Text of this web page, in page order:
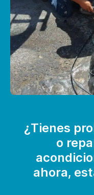
¿Tienes
o
ahora,